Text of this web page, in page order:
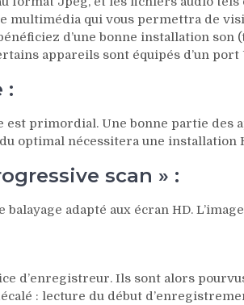
multimédia qui vous permettra de
d’une bonne installation
appareils sont équipés d’un port
:
est primordial. Une bonne partie des
optimal nécessitera une installation
scan » :
balayage adapté aux écran HD.
d’enregistreur. Ils sont alors
: lecture du début